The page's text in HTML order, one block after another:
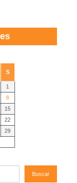
S
1
8
15
22
29
Buscar